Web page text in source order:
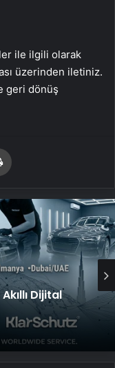
ile ilgili olarak
üzerinden iletiniz.
geri dönüş
Dijital